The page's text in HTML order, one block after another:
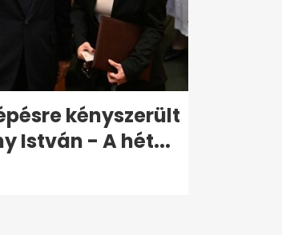
kényszerült
István - A hét...